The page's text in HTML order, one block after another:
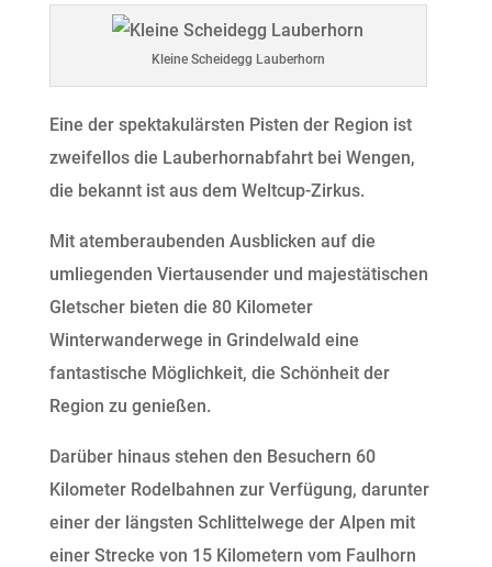
Kleine Scheidegg Lauberhorn
Eine der spektakulärsten Pisten der Region ist
zweifellos die Lauberhornabfahrt bei Wengen,
die bekannt ist aus dem Weltcup-Zirkus.
Mit atemberaubenden Ausblicken auf die
umliegenden Viertausender und majestätischen
Gletscher bieten die 80 Kilometer
Winterwanderwege in Grindelwald eine
fantastische Möglichkeit, die Schönheit der
Region zu genießen.
Darüber hinaus stehen den Besuchern 60
Kilometer Rodelbahnen zur Verfügung, darunter
einer der längsten Schlittelwege der Alpen mit
einer Strecke von 15 Kilometern vom Faulhorn